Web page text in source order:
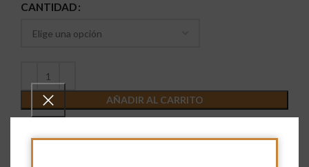
CANTIDAD
AÑADIR AL CARRITO